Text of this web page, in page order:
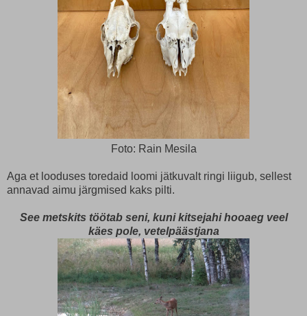
Foto: Rain Mesila
Aga et looduses toredaid loomi jätkuvalt ringi liigub, sellest
annavad aimu järgmised kaks pilti.
See metskits töötab seni, kuni kitsejahi hooaeg veel
käes pole, vetelpäästjana